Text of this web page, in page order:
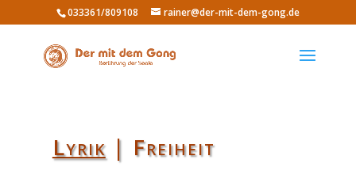
033361/809108 rainer@der-mit-dem-gong.de
Lyrik| Freiheit